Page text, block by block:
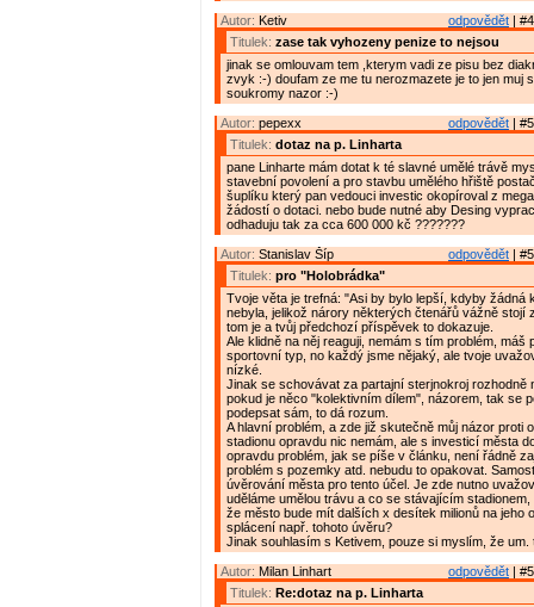
odpovědět |
Autor: Ketiv
Titulek: zase tak vyhozeny penize to nejsou
jinak se omlouvam tem ,kterym vadi ze pisu bez
zvyk :-) doufam ze me tu nerozmazete je to jen muj
soukromy nazor :-)
odpovědět |
Autor: pepexx
Titulek: dotaz na p. Linharta
pane Linharte mám dotat k té slavné umělé trávě
stavební povolení a pro stavbu umělého hřiště
šuplíku který pan vedouci investic okopíroval z
žádostí o dotaci. nebo bude nutné aby Desing
odhaduju tak za cca 600 000 kč ???????
odpovědět |
Autor: Stanislav Šíp
Titulek: pro "Holobrádka"
Tvoje věta je trefná: "Asi by bylo lepší, kdyby žádná
nebyla, jelikož nárory některých čtenářů vážně stojí
tom je a tvůj předchozí příspěvek to dokazuje.
Ale klidně na něj reaguji, nemám s tím problém, máš
sportovní typ, no každý jsme nějaký, ale tvoje
nízké.
Jinak se schovávat za partajní sterjnokroj rozhodně
pokud je něco "kolektivním dílem", názorem, tak se
podepsat sám, to dá rozum.
A hlavní problém, a zde již skutečně můj názor proti
stadionu opravdu nic nemám, ale s investicí města
opravdu problém, jak se píše v článku, není řádně
problém s pozemky atd. nebudu to opakovat.
úvěrování města pro tento účel. Je zde nutno
uděláme umělou trávu a co se stávajícím
že město bude mít dalších x desítek milionů na jeho
splácení např. tohoto úvěru?
Jinak souhlasím s Ketivem, pouze si myslím, že
odpovědět |
Autor: Milan Linhart
Titulek: Re:dotaz na p. Linharta